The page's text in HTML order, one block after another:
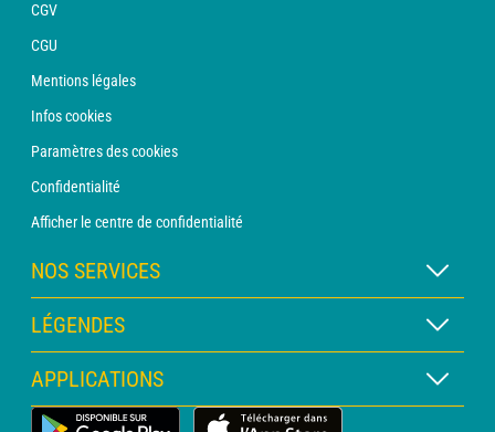
CGV
CGU
Mentions légales
Infos cookies
Paramètres des cookies
Confidentialité
Afficher le centre de confidentialité
NOS SERVICES
Abonnement METEO Xpert
Abonnement METEO PRO
Consultation avec un prévisionniste
Bulletin PRO
LÉGENDES
Légende des cartes
Légende des pictogrammes
APPLICATIONS